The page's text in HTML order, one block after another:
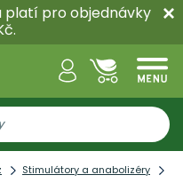
platí pro objednávky
Stimulátory a anabolizéry